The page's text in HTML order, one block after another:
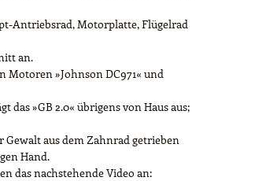
Antriebsrad, Motorplatte, Flügelrad
an.
Motoren »Johnson DC971« und
»GB 2.0« übrigens von Haus aus;
aus dem Zahnrad getrieben
Hand.
das nachstehende Video an: